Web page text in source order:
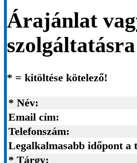
Árajánlat
szolgáltatásra
* = kitöltése kötelező!
* Név:
Email cím:
Telefonszám:
Legalkalmasabb időpont a
* Tárgy: